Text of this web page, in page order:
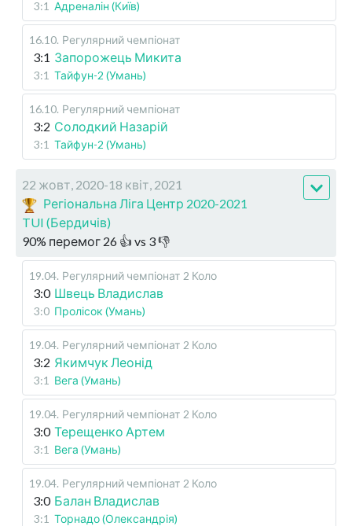
3:1 Адреналін (Київ)
16.10. Регулярний чемпіонат
3:1 Запорожець Микита
3:1 Тайфун-2 (Умань)
16.10. Регулярний чемпіонат
3:2 Солодкий Назарій
3:1 Тайфун-2 (Умань)
22 жовт, 2020-18 квіт, 2021
Регіональна Ліга Центр 2020-2021
TUI (Бердичів)
90% перемог 26 👍 vs 3👎
19.04. Регулярний чемпіонат 2 Коло
3:0 Швець Владислав
3:0 Пролісок (Умань)
19.04. Регулярний чемпіонат 2 Коло
3:2 Якимчук Леонід
3:1 Вега (Умань)
19.04. Регулярний чемпіонат 2 Коло
3:0 Терещенко Артем
3:1 Вега (Умань)
19.04. Регулярний чемпіонат 2 Коло
3:0 Балан Владислав
3:1 Торнадо (Олександрія)